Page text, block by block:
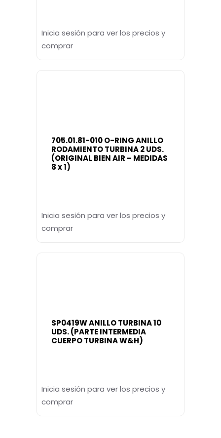
Inicia sesión para ver los precios y
comprar
705.01.81-010 O-RING ANILLO
RODAMIENTO TURBINA 2 UDS.
(ORIGINAL BIEN AIR – MEDIDAS
8 x 1)
Inicia sesión para ver los precios y
comprar
SP0419W ANILLO TURBINA 10
UDS. (PARTE INTERMEDIA
CUERPO TURBINA W&H)
Inicia sesión para ver los precios y
comprar